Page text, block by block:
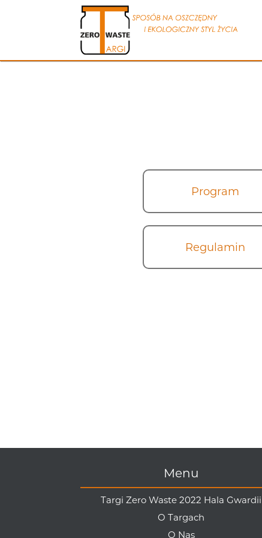
Program
Regulamin
Menu
Targi Zero Waste 2022 Hala Gwardii
O Targach
O Nas